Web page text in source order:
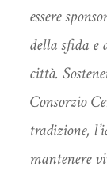
essere
della sfida e
città.
Consorzio
tradizione,
mantenere